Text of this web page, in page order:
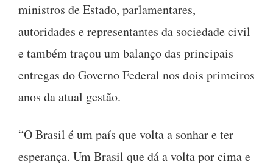
ministros de Estado, parlamentares,
autoridades e representantes da sociedade civil
e também traçou um balanço das principais
entregas do Governo Federal nos dois primeiros
anos da atual gestão.
“O Brasil é um país que volta a sonhar e ter
esperança. Um Brasil que dá a volta por cima e